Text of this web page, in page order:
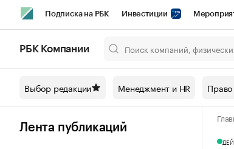
Подписка на РБК Инвестиции
Спецпроекты СПб Конференции СПб
Технологии и медиа Рынок
РБК Компании
Выбор редакции Менеджмент и HR Право
Лента публикаций